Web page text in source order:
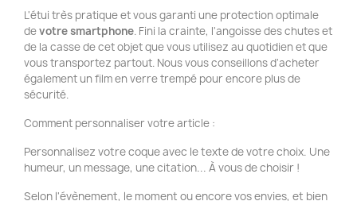
L'étui très pratique et vous garanti une protection optimale
devotre smartphone. Fini la crainte, l'angoisse des chutes et
de la casse de cet objet que vous utilisez au quotidien et que
vous transportez partout. Nous vous conseillons d'acheter
également un film en verre trempé pour encore plus de
sécurité.
Comment personnaliser votre article :
Personnalisez votre coque avec le texte de votre choix. Une
humeur, un message, une citation... À vous de choisir !
Selon l'évènement, le moment ou encore vos envies, et bien